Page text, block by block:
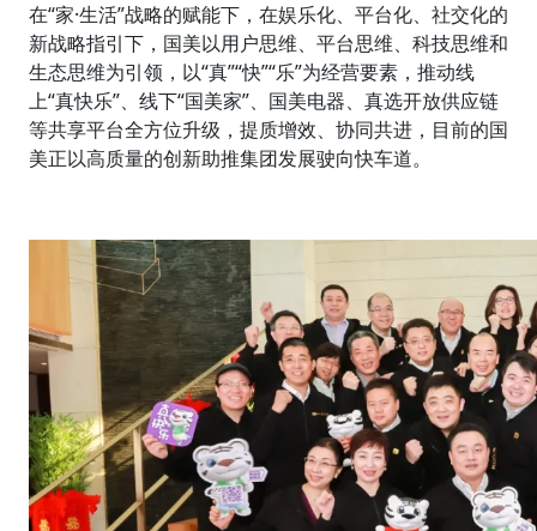
在“家·生活”战略的赋能下，在娱乐化、平台化、社交化的
新战略指引下，国美以用户思维、平台思维、科技思维和
生态思维为引领，以“真”“快”“乐”为经营要素，推动线
上“真快乐”、线下“国美家”、国美电器、真选开放供应链
等共享平台全方位升级，提质增效、协同共进，目前的国
美正以高质量的创新助推集团发展驶向快车道。